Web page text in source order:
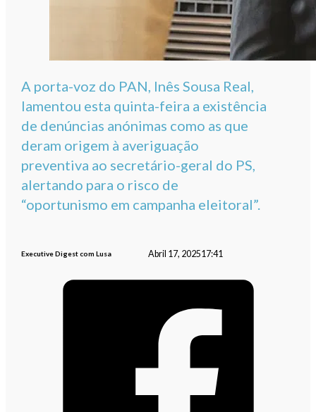
A porta-voz do PAN, Inês Sousa Real,
lamentou esta quinta-feira a existência
de denúncias anónimas como as que
deram origem à averiguação
preventiva ao secretário-geral do PS,
alertando para o risco de
“oportunismo em campanha eleitoral”.
Executive Digest com Lusa Abril 17, 202517:41